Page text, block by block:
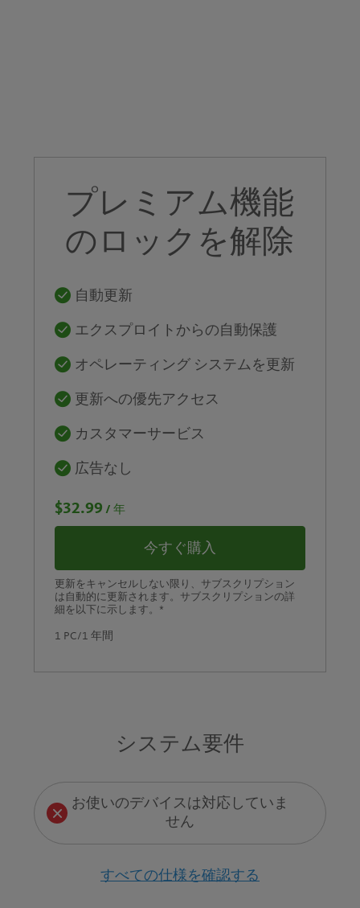
プレミアム機能
のロックを解除
自動更新
エクスプロイトからの自動保護
オペレーティング システムを更新
更新への優先アクセス
カスタマーサービス
広告なし
$32.99 / 年
今すぐ購入
更新をキャンセルしない限り、サブスクリプション
は自動的に更新されます。サブスクリプションの詳
細を以下に示します。*
1 PC/1 年間
システム要件
お使いのデバイスは対応していま
せん
すべての仕様を確認する